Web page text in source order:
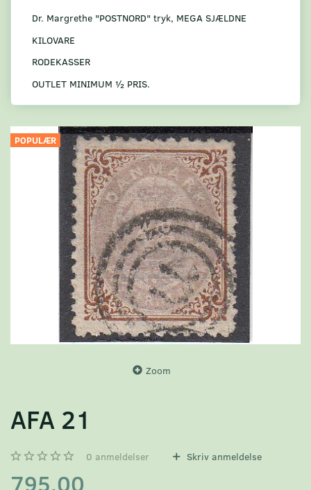
Dr. Margrethe "POSTNORD" tryk, MEGA SJÆLDNE
KILOVARE
RODEKASSER
OUTLET MINIMUM ½ PRIS.
POPULÆR
Zoom
AFA 21
0 anmeldelser Skriv anmeldelse
795,00